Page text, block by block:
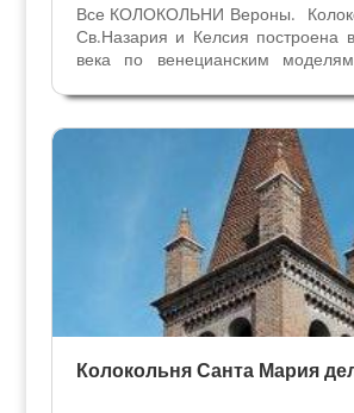
Все КОЛОКОЛЬНИ Вероны.
Св.Назария и Келсия построена
века по венецианским
нарисованными фигурами.
колоколов этой башни
лучших в районе Венето и...
Колокольни
Скрытая Верона
Колокольня Санта Мария